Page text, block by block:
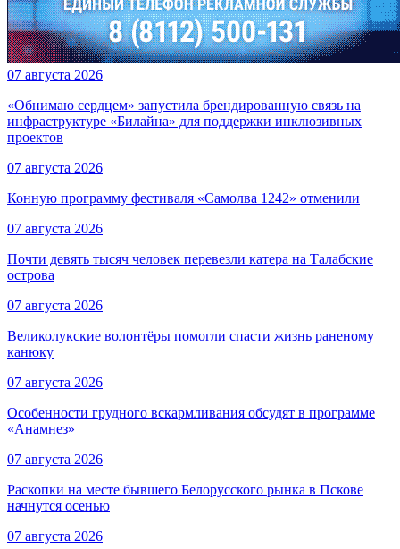
07 августа 2026
«Обнимаю сердцем» запустила брендированную связь на
инфраструктуре «Билайна» для поддержки инклюзивных
проектов
07 августа 2026
Конную программу фестиваля «Самолва 1242» отменили
07 августа 2026
Почти девять тысяч человек перевезли катера на Талабские
острова
07 августа 2026
Великолукские волонтёры помогли спасти жизнь раненому
канюку
07 августа 2026
Особенности грудного вскармливания обсудят в программе
«Анамнез»
07 августа 2026
Раскопки на месте бывшего Белорусского рынка в Пскове
начнутся осенью
07 августа 2026